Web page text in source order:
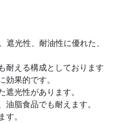
遮光性、耐油性に優れた、
耐える構成としております
果的です。
遮光性があります。
油脂食品でも耐えます。
。